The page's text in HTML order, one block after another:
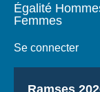
Égalité
Femmes
Se connecter
Titre
Ramses